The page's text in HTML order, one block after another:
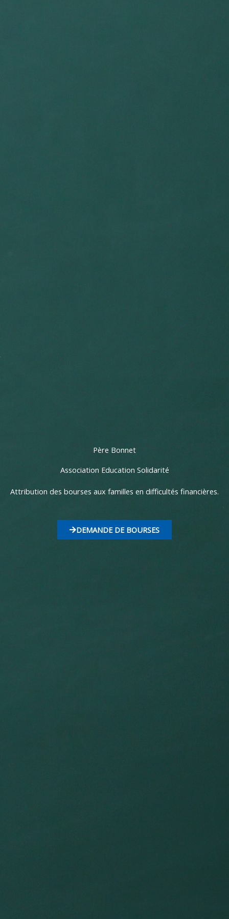
Père Bonnet
Association Education Solidarité
Attribution des bourses aux familles en difficultés financières.
DEMANDE DE BOURSES